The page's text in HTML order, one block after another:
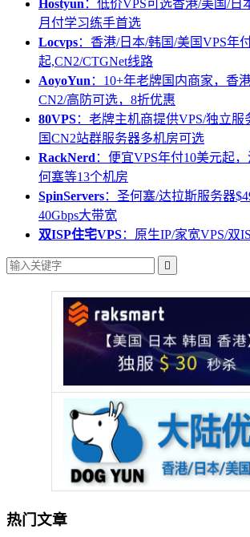
Hostyun ：低价VPS可选香港/美国/日
月付学习练手首选
Locvps：香港/日本/韩国/美国VPS年
起,CN2/CTGNet线路
AoyoYun ：10+年老牌国内商家，香
CN2/高防可选，8折优惠
80VPS：老牌主机商提供VPS/独立
国CN2站群服务器多机房可选
RackNerd ：便宜VPS年付10美元起
何塞等13个机房
SpinServers：圣何塞/达拉斯服务器
40Gbps大带宽
双ISP住宅VPS：原生IP/家宽VPS/双

热门文章